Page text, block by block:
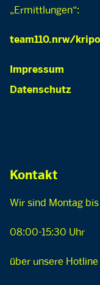
„Ermittlungen“:
team110.nrw/kripo
Impressum
Datenschutz
Kontakt
Wir sind Montag
08:00-15:30 Uhr
über unsere Hotline